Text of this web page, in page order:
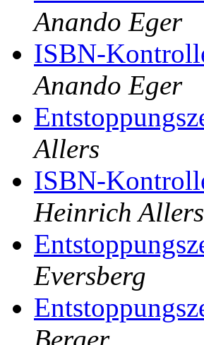
Anando Eger
ISBN-
Anando Eger
Allers
ISBN-
Heinrich Allers
Eversberg